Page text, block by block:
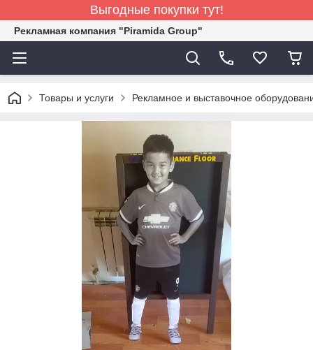
Выгодные покупки тут!
Рекламная компания "Piramida Group"
Товары и услуги Рекламное и выставочное